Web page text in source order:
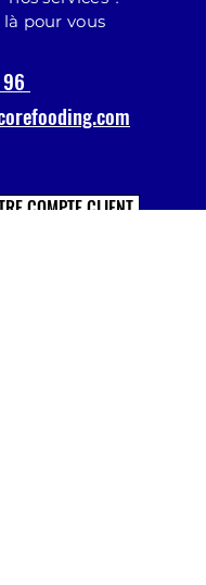
pour vous
COMPTE CLIENT